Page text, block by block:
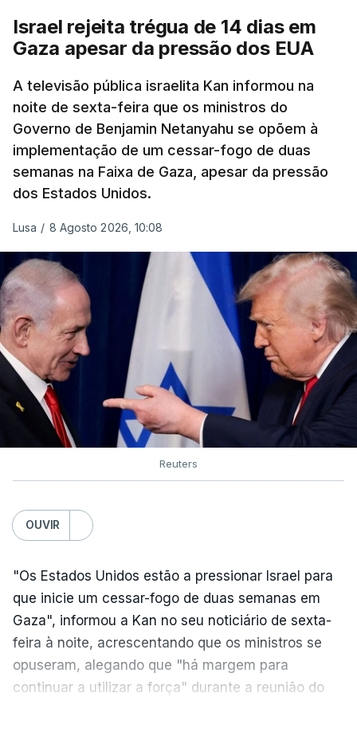
Israel rejeita trégua de 14 dias em
Gaza apesar da pressão dos EUA
A televisão pública israelita Kan informou na
noite de sexta-feira que os ministros do
Governo de Benjamin Netanyahu se opõem à
implementação de um cessar-fogo de duas
semanas na Faixa de Gaza, apesar da pressão
dos Estados Unidos.
Lusa / 8 Agosto 2026, 10:08
Reuters
OUVIR
"Os Estados Unidos estão a pressionar Israel para
que inicie um cessar-fogo de duas semanas em
Gaza", informou a Kan no seu noticiário de sexta-
feira à noite, acrescentando que os ministros se
opuseram, alegando que "há margem para
continuar a utilizar a força" durante a reunião do